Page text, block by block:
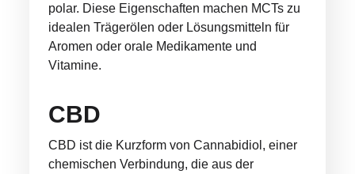
polar. Diese Eigenschaften machen MCTs zu
idealen Trägerölen oder Lösungsmitteln für
Aromen oder orale Medikamente und
Vitamine.
CBD
CBD ist die Kurzform von Cannabidiol, einer
chemischen Verbindung, die aus der